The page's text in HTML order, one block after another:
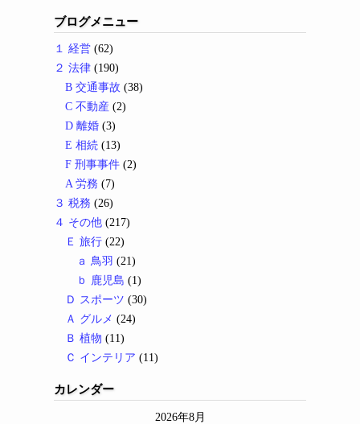
ブログメニュー
１ 経営 (62)
２ 法律 (190)
B 交通事故 (38)
C 不動産 (2)
D 離婚 (3)
E 相続 (13)
F 刑事事件 (2)
A 労務 (7)
３ 税務 (26)
４ その他 (217)
Ｅ 旅行 (22)
ａ 鳥羽 (21)
ｂ 鹿児島 (1)
Ｄ スポーツ (30)
Ａ グルメ (24)
Ｂ 植物 (11)
Ｃ インテリア (11)
カレンダー
2026年8月